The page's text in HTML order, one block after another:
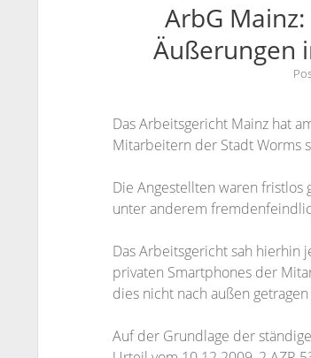
ArbG
Äußerungen
Das Arbeitsgericht Mainz hat
Mitarbeitern der Stadt Worms
Die Angestellten waren
unter anderem
Das Arbeitsgericht sah hierhin
privaten Smartphones der
dies nicht nach außen
Auf der Grundlage der